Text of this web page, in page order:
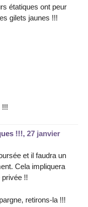
étatiques ont peur
gilets jaunes !!!
!!!, 27 janvier
et il faudra un
Cela impliquera
privée !!
retirons-la !!!